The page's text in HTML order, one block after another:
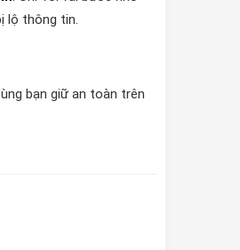
lộ thông tin.
bạn giữ an toàn trên